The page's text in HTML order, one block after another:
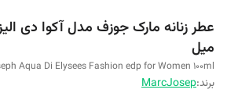
میل
Aqua Di Elysees Fashion edp for Women 100ml
برند:MarcJosep